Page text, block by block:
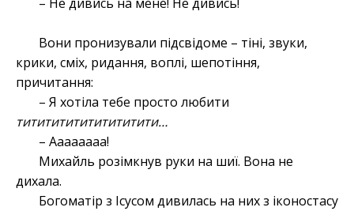
– Не дивись на мене! Не дивись!
Вони пронизували підсвідоме – тіні, звуки,
крики, сміх, ридання, воплі, шепотіння,
причитання:
– Я хотіла тебе просто любити
тититититититититити…
– Аааааааа!
Михайль розімкнув руки на шиї. Вона не
дихала.
Богоматір з Ісусом дивилась на них з іконостасу